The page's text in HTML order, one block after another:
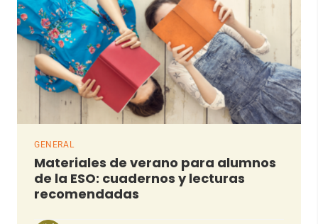
GENERAL
Materiales de verano para alumnos
de la ESO: cuadernos y lecturas
recomendadas